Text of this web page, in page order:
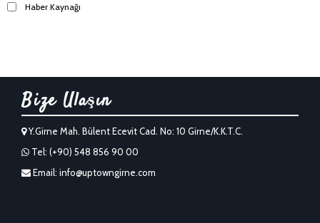
Haber Kaynağı
Bize Ulaşın
Y.Girne Mah. Bülent Ecevit Cad. No: 10 Girne/K.K.T.C.
Tel: (+90) 548 856 90 00
Email: info@uptowngirne.com